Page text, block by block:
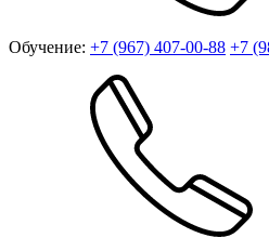
Обучение: +7 (967) 407-00-88 +7